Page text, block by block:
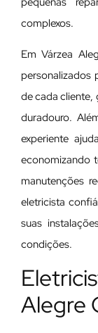
complexos.
Em Várzea
personalizados
de cada cliente,
duradouro.
experiente
economizando
manutenções
eletricista
suas
condições.
Alegre